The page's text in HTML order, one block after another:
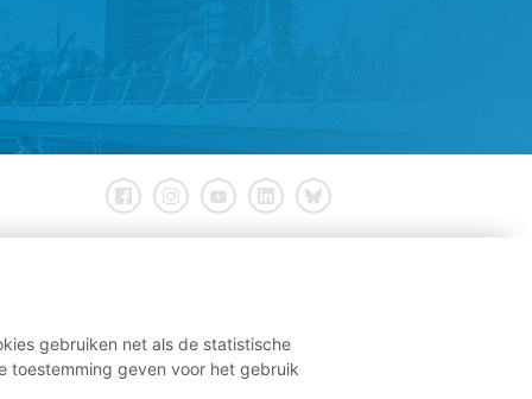
gebruiken net als de statistische
toestemming geven voor het gebruik